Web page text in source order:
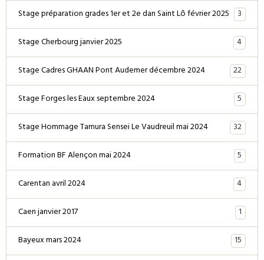
Stage préparation grades 1er et 2e dan Saint Lô février 2025 3
Stage Cherbourg janvier 2025
4
Stage Cadres GHAAN Pont Audemer décembre 2024
22
Stage Forges les Eaux septembre 2024
5
Stage Hommage Tamura Sensei Le Vaudreuil mai 2024
32
Formation BF Alençon mai 2024
5
Carentan avril 2024
4
Caen janvier 2017
1
Bayeux mars 2024
15